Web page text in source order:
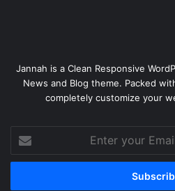
Jannah is a Clean Responsive
News and Blog theme. Packed
completely customize your
your
Email